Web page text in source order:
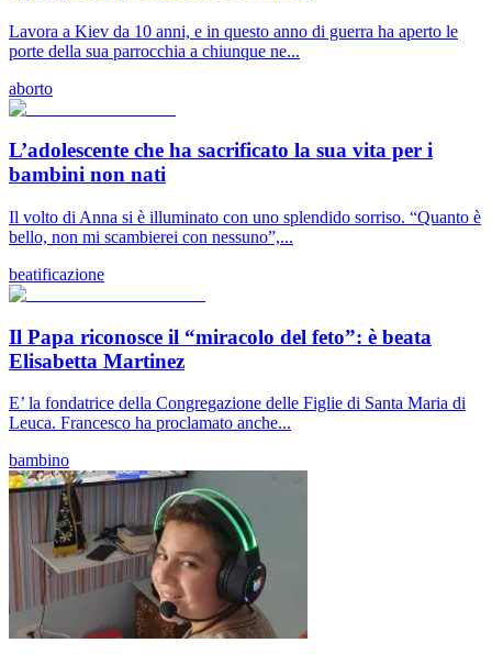
Lavora a Kiev da 10 anni, e in questo anno di guerra ha aperto le
porte della sua parrocchia a chiunque ne...
aborto
L’adolescente che ha sacrificato la sua vita per i
bambini non nati
Il volto di Anna si è illuminato con uno splendido sorriso. “Quanto è
bello, non mi scambierei con nessuno”,...
beatificazione
Il Papa riconosce il “miracolo del feto”: è beata
Elisabetta Martinez
E’ la fondatrice della Congregazione delle Figlie di Santa Maria di
Leuca. Francesco ha proclamato anche...
bambino